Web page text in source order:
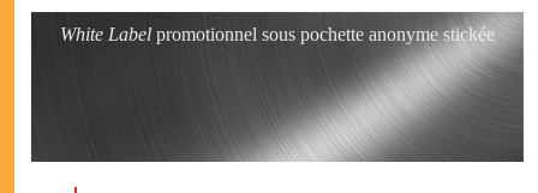
White Label promotionnel sous pochette anonyme stickée